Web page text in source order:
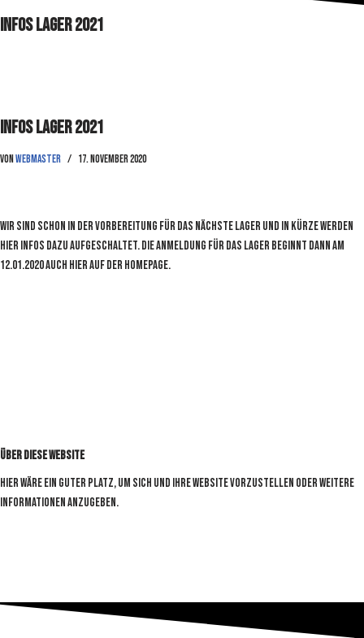
Infos Lager 2021
Infos Lager 2021
von webmaster 17. November 2020
Wir sind schon in der Vorbereitung für das nächste Lager und in kürze werden
hier Infos dazu aufgeschaltet. Die Anmeldung für das Lager beginnt dann am
12.01.2020 auch hier auf der Homepage.
Über diese Website
Hier wäre ein guter Platz, um sich und Ihre Website vorzustellen oder weitere
Informationen anzugeben.